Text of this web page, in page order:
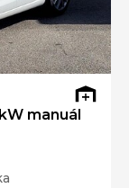
manuál